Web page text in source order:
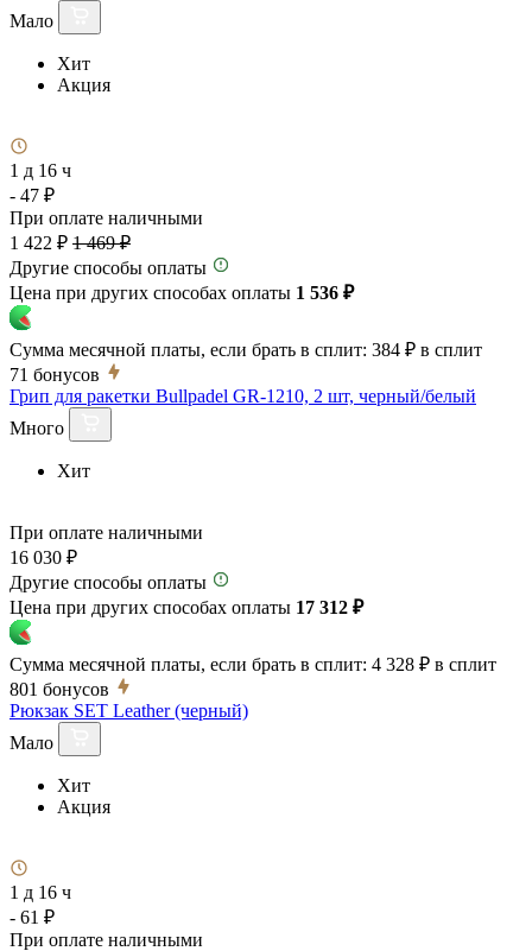
Мало
Хит
Акция
1 д 16 ч
- 47 ₽
При оплате наличными
1 422 ₽ 1 469 ₽
Другие способы оплаты
Цена при других способах оплаты 1 536 ₽
Сумма месячной платы, если брать в сплит: 384 ₽ в сплит
71 бонусов
Грип для ракетки Bullpadel GR-1210, 2 шт, черный/белый
Много
Хит
При оплате наличными
16 030 ₽
Другие способы оплаты
Цена при других способах оплаты 17 312 ₽
Сумма месячной платы, если брать в сплит: 4 328 ₽ в сплит
801 бонусов
Рюкзак SET Leather (черный)
Мало
Хит
Акция
1 д 16 ч
- 61 ₽
При оплате наличными